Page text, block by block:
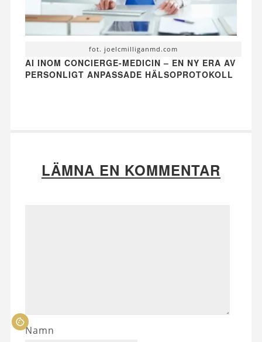
fot. joelcmilliganmd.com
AI INOM CONCIERGE-MEDICIN – EN NY ERA AV
PERSONLIGT ANPASSADE HÄLSOPROTOKOLL
LÄMNA EN KOMMENTAR
Namn